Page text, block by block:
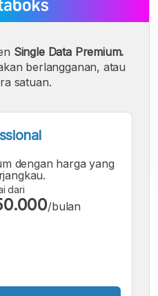
A A
Font
Single Data Premium.
berlangganan, atau
satuan.
dengan harga yang
dari
/bulan